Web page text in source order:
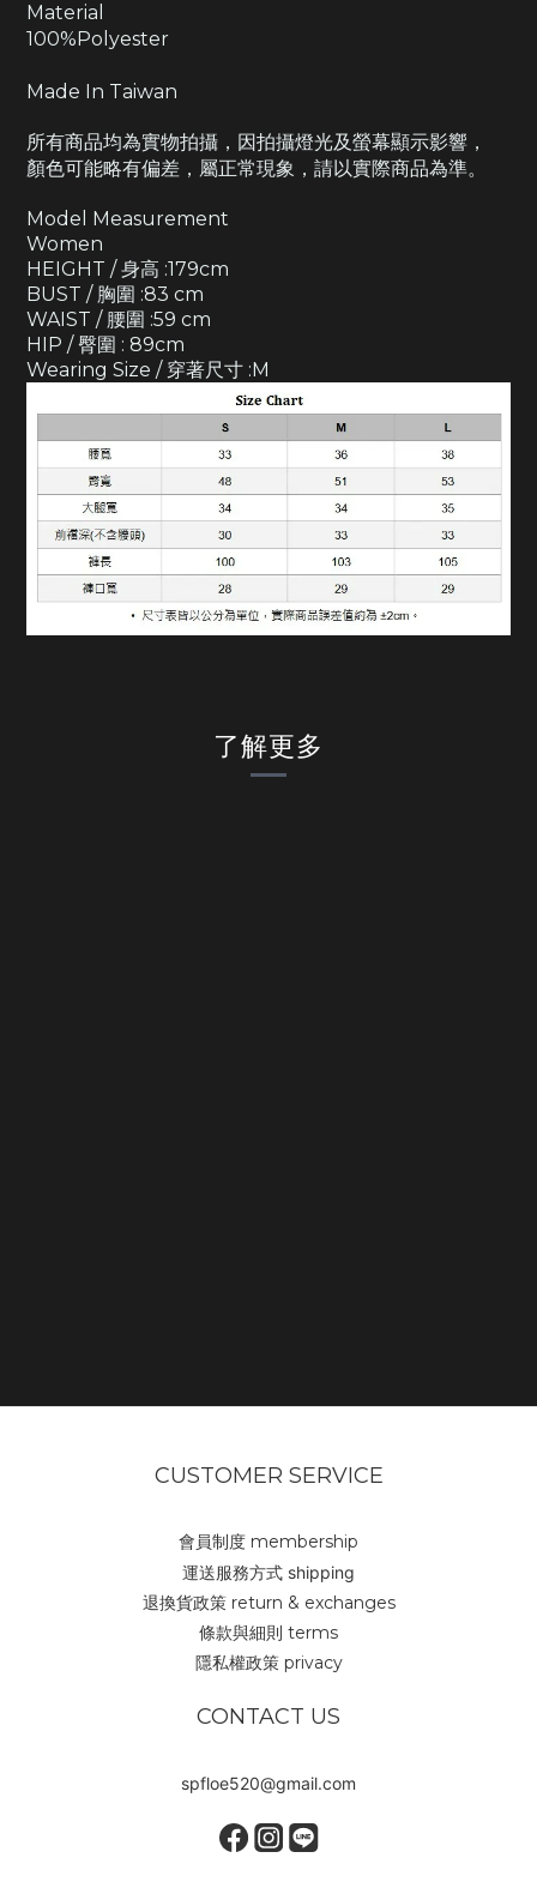
Material
100%Polyester
Made In Taiwan
所有商品均為實物拍攝，因拍攝燈光及螢幕顯示影響，
顏色可能略有偏差，屬正常現象，請以實際商品為準。
Model Measurement
Women
HEIGHT / 身高 :179cm
BUST / 胸圍 :83 cm
WAIST / 腰圍 :59 cm
HIP / 臀圍 : 89cm
Wearing Size / 穿著尺寸 :M
了解更多
CUSTOMER SERVICE
會員制度 membership
運送服務方式 shipping
退換貨政策 return & exchanges
條款與細則 terms
隱私權政策 privacy
CONTACT US
spfloe520@gmail.com